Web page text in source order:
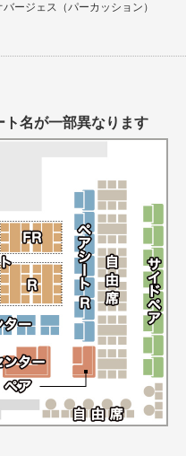
ージェス（パーカッション）
名が一部異なります